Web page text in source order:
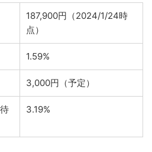
187,900円（2024/1/24時
点）
1.59%
3,000円（予定）
3.19%